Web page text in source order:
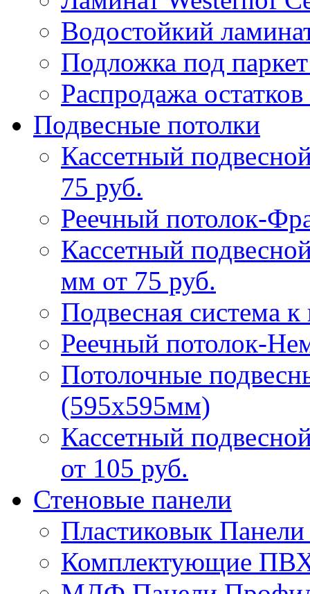
Водостойкий
Подложка под
Распродажа
Подвесные потолки
Кассетный
75 руб.
Реечный потолок-
Кассетный
мм от 75 руб.
Подвесная система
Реечный потолок-
Потолочные
(595х595мм)
Кассетный
от 105 руб.
Стеновые панели
Пластиковык
Комплектующие